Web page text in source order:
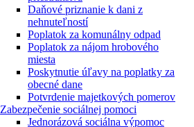
Daňové priznanie k dani z
nehnuteľností
Poplatok za komunálny odpad
Poplatok za nájom hrobového
miesta
Poskytnutie úľavy na poplatky za
obecné dane
Potvrdenie majetkových pomerov
Zabezpečenie sociálnej pomoci
Jednorázová sociálna výpomoc